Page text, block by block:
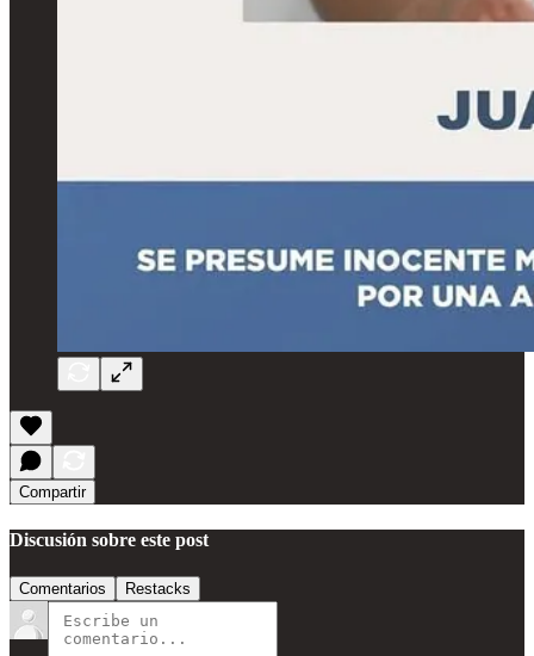
Compartir
Discusión sobre este post
Comentarios Restacks